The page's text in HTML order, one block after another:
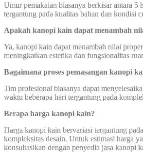
Umur pemakaian biasanya berkisar antara 5
tergantung pada kualitas bahan dan kondisi
Apakah kanopi kain dapat menambah
Ya, kanopi kain dapat menambah nilai
meningkatkan estetika dan fungsionalitas
Bagaimana proses pemasangan kanopi
Tim profesional biasanya dapat
waktu beberapa hari tergantung pada
Berapa harga kanopi kain?
Harga kanopi kain bervariasi tergantung
kompleksitas desain. Untuk estimasi harga
konsultasikan dengan penyedia jasa kanopi